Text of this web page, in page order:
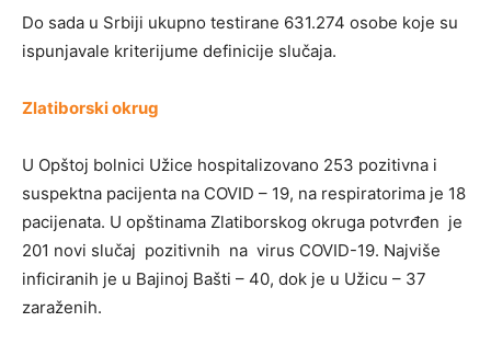
Do sada u Srbiji ukupno testirane 631.274 osobe koje su
ispunjavale kriterijume definicije slučaja.
Zlatiborski okrug
U Opštoj bolnici Užice hospitalizovano 253 pozitivna i
suspektna pacijenta na COVID – 19, na respiratorima je 18
pacijenata. U opštinama Zlatiborskog okruga potvrđen je
201 novi slučaj pozitivnih na virus COVID-19. Najviše
inficiranih je u Bajinoj Bašti – 40, dok je u Užicu – 37
zaraženih.